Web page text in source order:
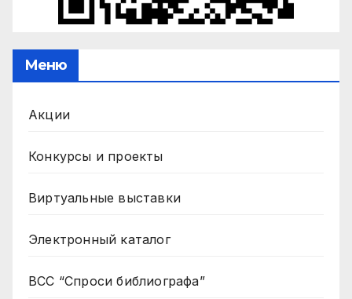
Меню
Акции
Конкурсы и проекты
Виртуальные выставки
Электронный каталог
ВСС “Спроси библиографа”